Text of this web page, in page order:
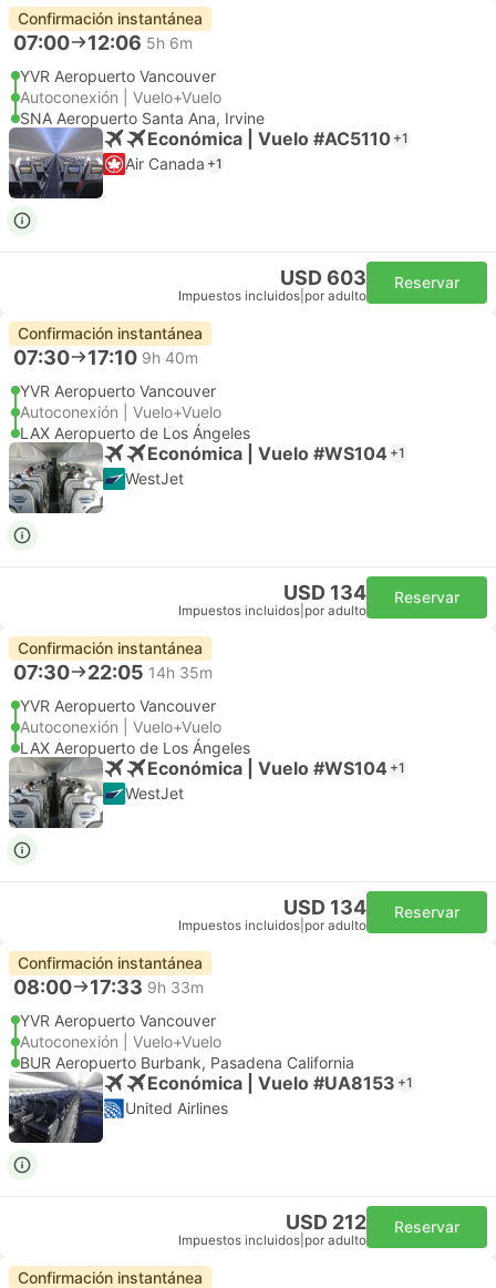
Confirmación instantánea
07:00 12:06 5h 6m
YVR Aeropuerto Vancouver
Autoconexión | Vuelo+Vuelo
SNA Aeropuerto Santa Ana, Irvine
Económica | Vuelo #AC5110 +1
Air Canada +1
USD 603
Impuestos incluidos por adulto
Reservar
Confirmación instantánea
07:30 17:10 9h 40m
YVR Aeropuerto Vancouver
Autoconexión | Vuelo+Vuelo
LAX Aeropuerto de Los Ángeles
Económica | Vuelo #WS104 +1
WestJet
USD 134
Impuestos incluidos por adulto
Reservar
Confirmación instantánea
07:30 22:05 14h 35m
YVR Aeropuerto Vancouver
Autoconexión | Vuelo+Vuelo
LAX Aeropuerto de Los Ángeles
Económica | Vuelo #WS104 +1
WestJet
USD 134
Impuestos incluidos por adulto
Reservar
Confirmación instantánea
08:00 17:33 9h 33m
YVR Aeropuerto Vancouver
Autoconexión | Vuelo+Vuelo
BUR Aeropuerto Burbank, Pasadena California
Económica | Vuelo #UA8153 +1
United Airlines
USD 212
Impuestos incluidos por adulto
Reservar
Confirmación instantánea